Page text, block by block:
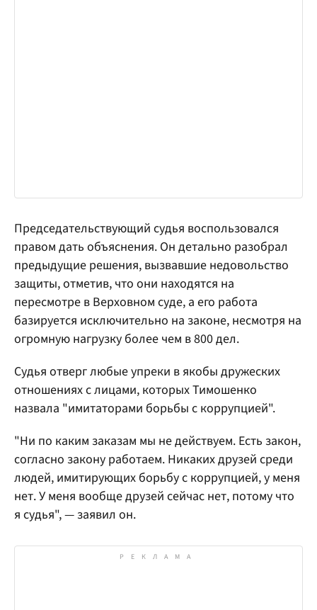
Председательствующий судья воспользовался
правом дать объяснения. Он детально разобрал
предыдущие решения, вызвавшие недовольство
защиты, отметив, что они находятся на
пересмотре в Верховном суде, а его работа
базируется исключительно на законе, несмотря на
огромную нагрузку более чем в 800 дел.
Судья отверг любые упреки в якобы дружеских
отношениях с лицами, которых Тимошенко
назвала "имитаторами борьбы с коррупцией".
"Ни по каким заказам мы не действуем. Есть закон,
согласно закону работаем. Никаких друзей среди
людей, имитирующих борьбу с коррупцией, у меня
нет. У меня вообще друзей сейчас нет, потому что
я судья", — заявил он.